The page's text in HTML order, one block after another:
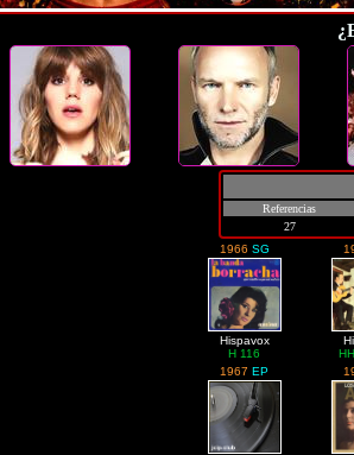
Referencias
27
1966 SG
Hispavox
H 116
1967EP